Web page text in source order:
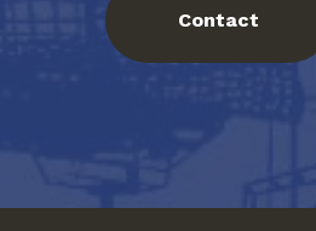
Contact